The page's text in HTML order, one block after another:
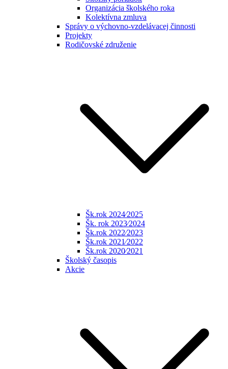
Organizácia školského roka
Kolektívna zmluva
Správy o výchovno-vzdelávacej činnosti
Projekty
Rodičovské združenie
Šk.rok 2024⁄2025
Šk. rok 2023⁄2024
Šk.rok 2022⁄2023
Šk.rok 2021⁄2022
Šk.rok 2020⁄2021
Školský časopis
Akcie